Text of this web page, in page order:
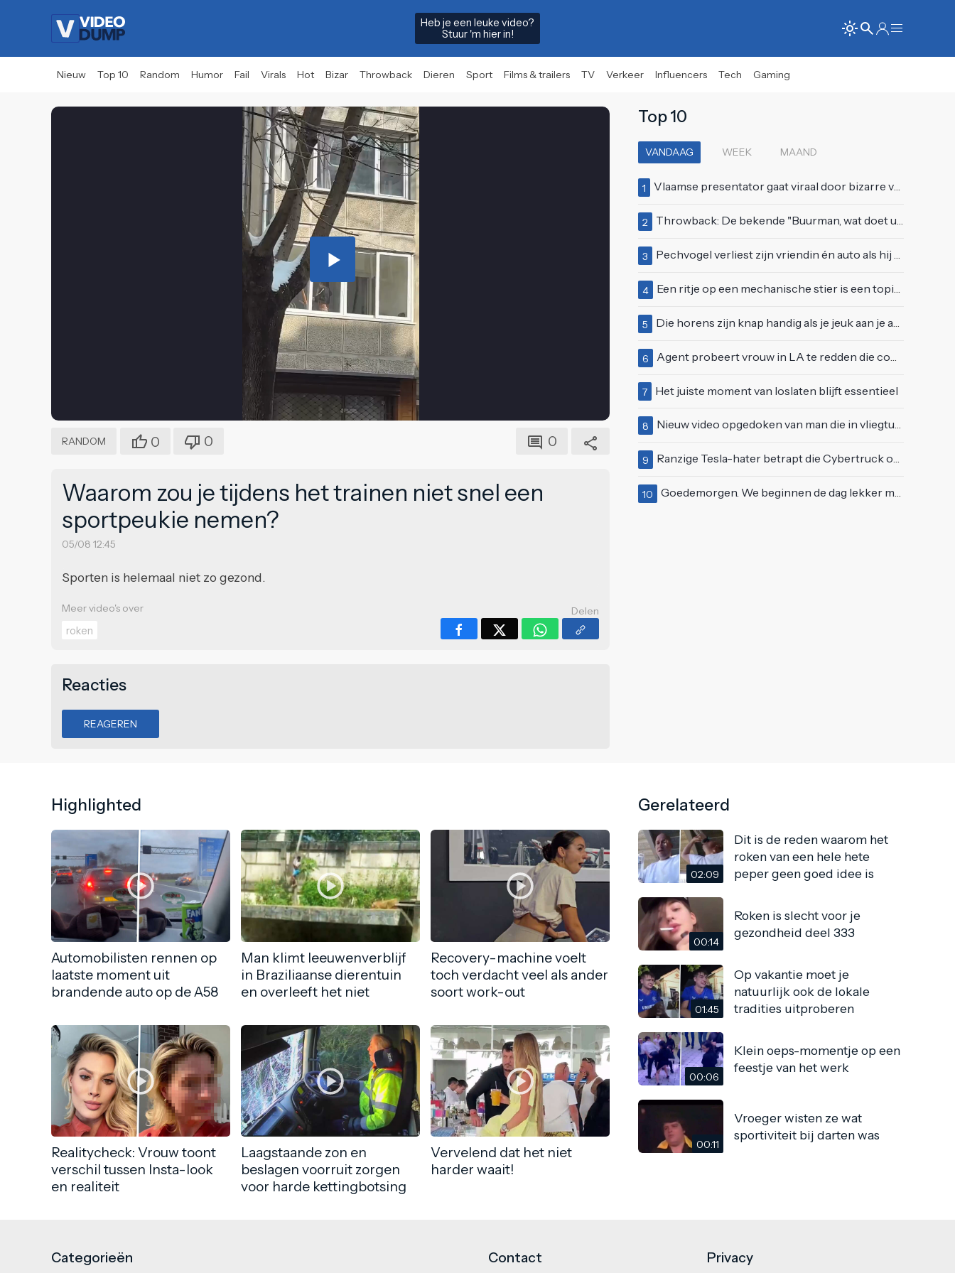
Heb je een leuke video?
Stuur 'm hier in!
Nieuw Top 10 Random Humor Fail Virals Hot Bizar Throwback Dieren Sport Films & trailers TV Verkeer Influencers Tech Gaming
Play
Video
RANDOM 0 0 0
Waarom zou je tijdens het trainen niet snel een
sportpeukie nemen?
05/08 12:45
Sporten is helemaal niet zo gezond.
Meer video's over
roken
Delen
Reacties
REAGEREN
Top 10
VANDAAG WEEK MAAND
1 Vlaamse presentator gaat viraal door bizarre vertoning op live televisie: "Helemaal stijf van de bloem"
2 Throwback: De bekende "Buurman, wat doet u nu?"-scène uit Flodder met Tatjana Šimić
3 Pechvogel verliest zijn vriendin én auto als hij bocht te scherp neemt
4 Een ritje op een mechanische stier is een topidee voor een eerste date
5 Die horens zijn knap handig als je jeuk aan je arie hebt
6 Agent probeert vrouw in LA te redden die compleet van het padje is
7 Het juiste moment van loslaten blijft essentieel
8 Nieuw video opgedoken van man die in vliegtuigmotor springt op vliegveld Milaan
9 Ranzige Tesla-hater betrapt die Cybertruck op een 'speciale bruine coating' trakteert
10 Goedemorgen. We beginnen de dag lekker met wat rek- en strekoefeningen
Highlighted
Automobilisten rennen op
laatste moment uit
brandende auto op de A58
Man klimt leeuwenverblijf
in Braziliaanse dierentuin
en overleeft het niet
Recovery-machine voelt
toch verdacht veel als ander
soort work-out
Realitycheck: Vrouw toont
verschil tussen Insta-look
en realiteit
Laagstaande zon en
beslagen voorruit zorgen
voor harde kettingbotsing
Vervelend dat het niet
harder waait!
Gerelateerd
02:09
Dit is de reden waarom het
roken van een hele hete
peper geen goed idee is
00:14
Roken is slecht voor je
gezondheid deel 333
01:45
Op vakantie moet je
natuurlijk ook de lokale
tradities uitproberen
00:06
Klein oeps-momentje op een
feestje van het werk
00:11
Vroeger wisten ze wat
sportiviteit bij darten was
Categorieën Contact Privacy